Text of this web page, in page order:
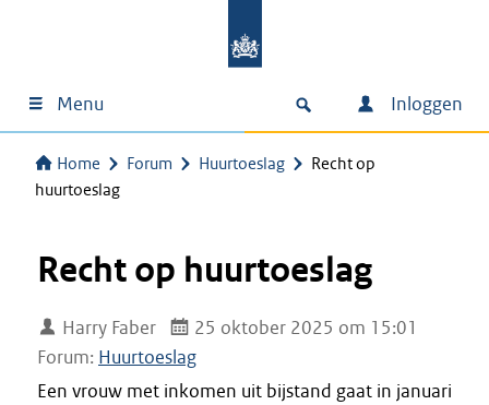
Menu Inloggen
Home Forum Huurtoeslag
Recht op
huurtoeslag
Recht op huurtoeslag
Harry Faber
25 oktober 2025 om 15:01
Forum: Huurtoeslag
Een vrouw met inkomen uit bijstand gaat in januari